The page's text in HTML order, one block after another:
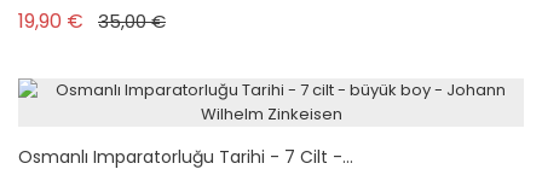
19,90 € Prix de base
35,00 €Prix
Osmanlı Imparatorluğu Tarihi - 7 Cilt -...